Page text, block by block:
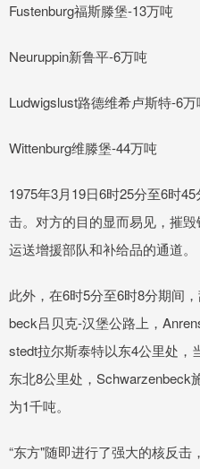
Fustenburg福斯滕堡-13万吨
Neuruppin新鲁平-6万吨
Ludwigslust路德维希卢斯特-6万
Wittenburg维滕堡-44万吨
1975年3月19日6时25分至6时
击。对方的目的显而易见，摧
运送增援部队和补给品的通道。
此外，在6时5分至6时8分期间
beck吕贝克-汉堡公路上，
stedt拉尔斯泰特以东4公里处，
东北8公里处，Schwarzenbeck
为1千吨。
“东方"随即进行了强大的核反击